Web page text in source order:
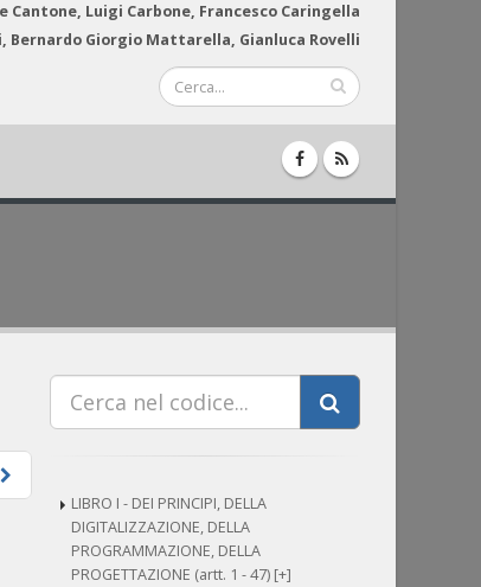
Luigi Carbone, Francesco Caringella
Bernardo Giorgio Mattarella, Gianluca Rovelli
LIBRO I - DEI PRINCIPI, DELLA
DIGITALIZZAZIONE, DELLA
PROGRAMMAZIONE, DELLA
PROGETTAZIONE (artt. 1 - 47) [+]